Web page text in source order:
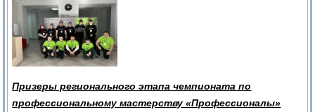
Призеры регионального этапа чемпионата по
профессиональному мастерству «Профессионалы»